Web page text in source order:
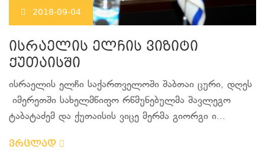
2018-09-04
ისრაელის ელჩის ვიზიტი
ქუთაისში
ისრაელის ელჩი საქართველოში შაბთაი ცური, დღეს
იმერეთში სახელმწიფო რწმუნებულმა შავლეგო
ტაბატაძემ და ქუთაისის ვიცე მერმა გიორგი ი...
ვრცლად